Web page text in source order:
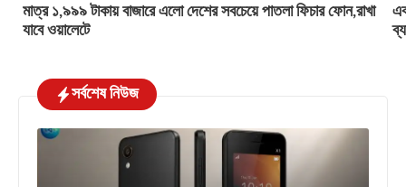
মাত্র ১,৯৯৯ টাকায় বাজারে এলো দেশের সবচেয়ে পাতলা ফিচার ফোন,রাখা
যাবে ওয়ালেটে
সর্বশেষ নিউজ